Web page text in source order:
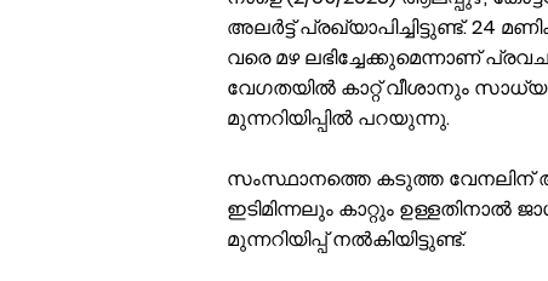
അലർട്ട് പ്രഖ്യാപിച്ചിട്ടുണ്ട്. 24
വരെ മഴ ലഭിച്ചേക്കുമെന്നാണ്
വേഗതയിൽ കാറ്റ് വീശാനും
മുന്നറിയിപ്പിൽ പറയുന്നു.
സംസ്ഥാനത്തെ കടുത്ത
ഇടിമിന്നലും കാറ്റും ഉള്ളതിനാൽ
മുന്നറിയിപ്പ് നൽകിയിട്ടുണ്ട്.